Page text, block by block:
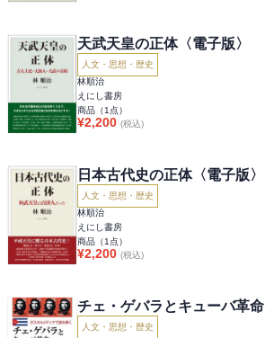
天武天皇の正体〈電子版〉
人文・思想・歴史
林順治
えにし書房
商品（1 点）
¥2,200 (税込)
日本古代史の正体〈電子版〉
人文・思想・歴史
林順治
えにし書房
商品（1 点）
¥2,200 (税込)
チェ・ゲバラとキューバ革命
人文・思想・歴史